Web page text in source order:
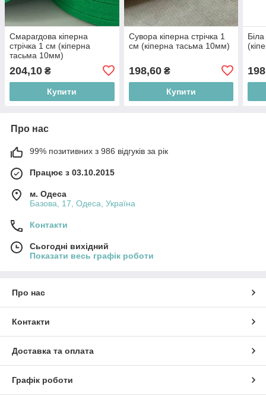
Смарагдова кіперна
стрічка 1 см (кіперна
тасьма 10мм)
204,10 ₴
Купити
Сувора кіперна стрічка 1
см (кіперна тасьма 10мм)
198,60₴
Купити
Про нас
99% позитивних з 986 відгуків за рік
Працює з 03.10.2015
м. Одеса
Базова, 17, Одеса, Україна
Контакти
Сьогодні вихідний
Показати весь графік роботи
Про нас
Контакти
Доставка та оплата
Графік роботи